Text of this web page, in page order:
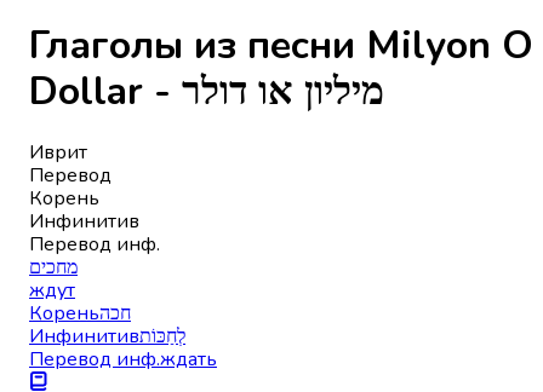
Глаголы из песни Milyon O
Dollar - מיליון או דולר
Иврит
Перевод
Корень
Инфинитив
Перевод инф.
מחכים
ждут
Кореньחכה
Инфинитивלְחַכּוֹת
Перевод инф.ждать